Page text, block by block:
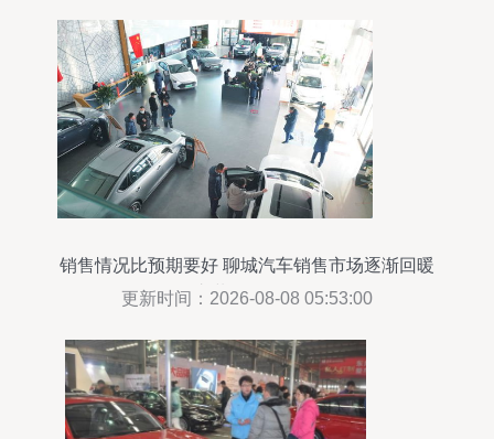
销售情况比预期要好 聊城汽车销售市场逐渐回暖
汽车装饰用品销售
更新时间：2026-08-08 05:53:00